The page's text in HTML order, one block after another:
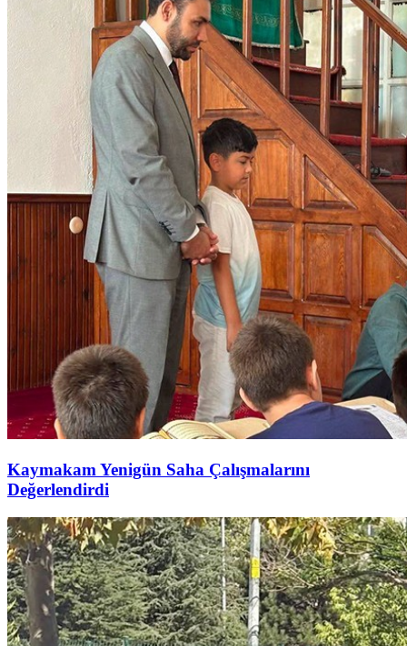
Kaymakam Yenigün Saha Çalışmalarını
Değerlendirdi